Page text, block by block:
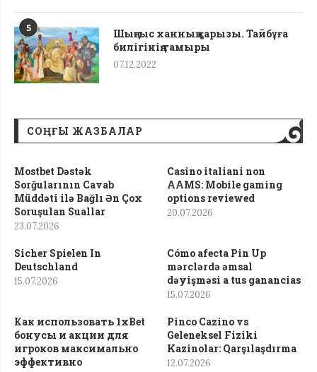
5
Шыңғыс ханның қарызы. Тайбұға
билігінің тамыры
07.12.2022
СОҢҒЫ ЖАЗБАЛАР
Mostbet Dəstək
Sorğularının Cavab
Müddəti ilə Bağlı Ən Çox
Soruşulan Suallar
23.07.2026
Casino italiani non
AAMS: Mobile gaming
options reviewed
20.07.2026
Sicher Spielen In
Deutschland
15.07.2026
Cómo afecta Pin Up
mərclərdə əmsal
dəyişməsi a tus ganancias
15.07.2026
Как использовать 1xBet
бонусы и акции для
игроков максимально
эффективно
Pinco Cazino vs
Geleneksel Fiziki
Kazinolar: Qarşılaşdırma
12.07.2026